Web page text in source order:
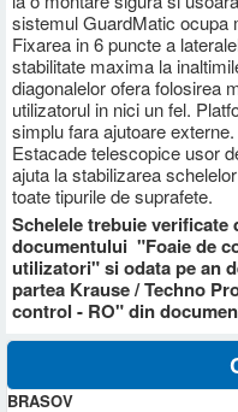
sistemul GuardMatic ocupa
Fixarea in 6 puncte a
stabilitate maxima la
diagonalelor ofera folosirea
utilizatorul in nici un fel.
simplu fara ajutoare externe.
Estacade telescopice usor
ajuta la stabilizarea
toate tipurile de suprafete.
Schelele trebuie
documentului "Foaie de
utilizatori" si odata pe an
partea Krause / Techno
control - RO" din
BRASOV